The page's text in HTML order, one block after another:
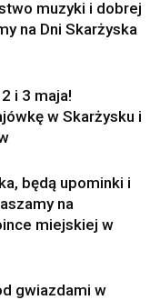
muzyki i dobrej
na Dni Skarżyska
i 3 maja!
w Skarżysku i
będą upominki i
na
miejskiej w
gwiazdami w